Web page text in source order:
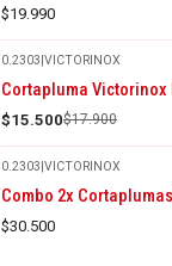
$19.990
-13%
OFF
0.2303|VICTORINOX
Cortapluma Victorinox
$15.500$17.900
0.2303|VICTORINOX
Combo 2x
$30.500